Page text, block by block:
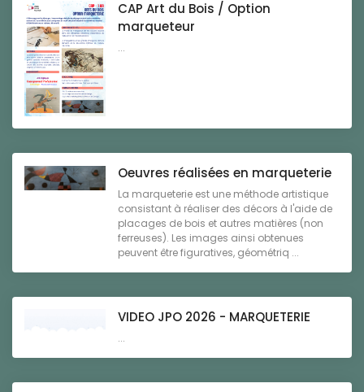
CAP Art du Bois / Option
marqueteur
...
Oeuvres réalisées en marqueterie
La marqueterie est une méthode artistique
consistant à réaliser des décors à l'aide de
placages de bois et autres matières (non
ferreuses). Les images ainsi obtenues
peuvent être figuratives, géométriq ...
VIDEO JPO 2026 - MARQUETERIE
...